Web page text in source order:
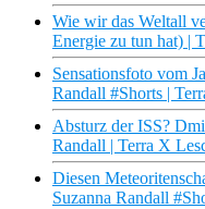
Wie wir das Weltall
Energie zu tun hat) |
Sensationsfoto vom
Randall #Shorts |
Absturz der ISS?
Randall | Terra X
Diesen
Suzanna Randall